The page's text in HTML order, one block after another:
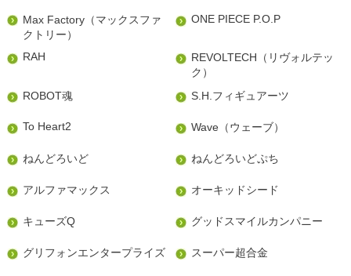
Max Factory（マックスファ
クトリー）
ONE PIECE P.O.P
RAH
REVOLTECH（リヴォルテッ
ク）
ROBOT魂
S.H.フィギュアーツ
To Heart2 Wave（ウェーブ）
ねんどろいど ねんどろいどぷち
アルファマックス オーキッドシード
キューズQ グッドスマイルカンパニー
グリフォンエンタープライズ スーパー超合金